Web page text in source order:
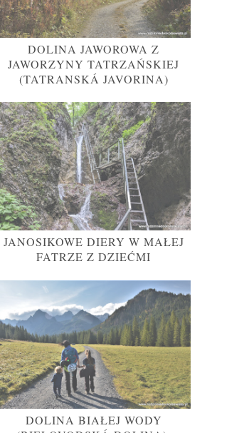
DOLINA JAWOROWA Z
JAWORZYNY TATRZAŃSKIEJ
(TATRANSKÁ JAVORINA)
JANOSIKOWE DIERY W MAŁEJ
FATRZE Z DZIEĆMI
DOLINA BIAŁEJ WODY